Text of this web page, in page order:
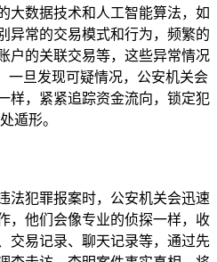
大数据技术和人工智能算法，如
异常的交易模式和行为，频繁的
户的关联交易等，这些异常情况
一旦发现可疑情况，公安机关会
样，紧紧追踪资金流向，锁定犯
遁形。
法犯罪报案时，公安机关会迅速
，他们会像专业的侦探一样，收
交易记录、聊天记录等，通过先